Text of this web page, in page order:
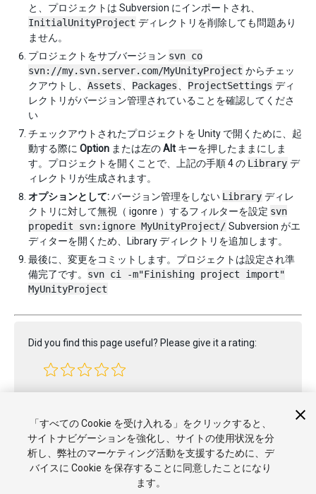
と、プロジェクトは Subversion にインポートされ、
InitialUnityProject ディレクトリを削除しても問題あり
ません。
プロジェクトをサブバージョン svn co
svn://my.svn.server.com/MyUnityProject からチェッ
クアウトし、 Assets Packages ProjectSettings ディ
レクトリがバージョン管理されていることを確認してくださ
い
チェックアウトされたプロジェクトを Unity で開くために、起
動する際に Option または左のAlt キーを押したままにしま
す。プロジェクトを開くことで、上記の手順 4 の Library デ
ィレクトリが生成されます。
オプションとして:バージョン管理をしない Library ディレ
クトリに対して無視（ igonre ）するフィルターを設定 svn
propedit svn:ignore MyUnityProject/ Subversion がエ
ディターを開くため、Library ディレクトリを追加します。
最後に、変更をコミットします。プロジェクトは設定され準
備完了です。 svn ci -m"Finishing project import"
MyUnityProject
Did you find this page useful? Please give it a rating:
「すべての Cookie を受け入れる」をクリックすると、
サイトナビゲーションを強化し、サイトの使用状況を分
析し、弊社のマーケティング活動を支援するために、デ
バイスに Cookie を保存することに同意したことになり
ます。